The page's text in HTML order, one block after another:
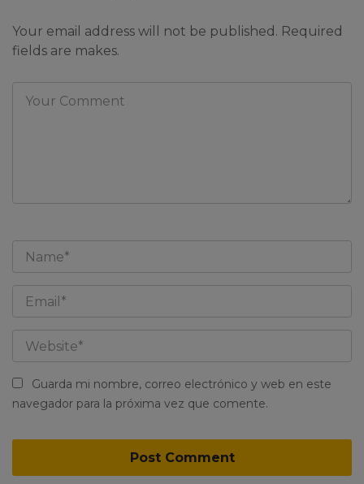
Your email address will not be published. Required
fields are makes.
Guarda mi nombre, correo electrónico y web en este
navegador para la próxima vez que comente.